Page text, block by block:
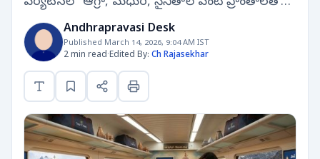
Andhrapravasi Desk
Published March 14, 2026, 9:04 AM IST
2 min read·Edited By: Ch Rajasekhar